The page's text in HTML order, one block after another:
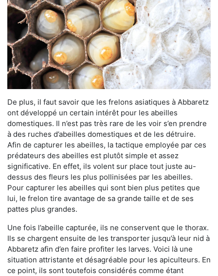
De plus, il faut savoir que les frelons asiatiques à Abbaretz
ont développé un certain intérêt pour les abeilles
domestiques. Il n’est pas très rare de les voir s’en prendre
à des ruches d’abeilles domestiques et de les détruire.
Afin de capturer les abeilles, la tactique employée par ces
prédateurs des abeilles est plutôt simple et assez
significative. En effet, ils volent sur place tout juste au-
dessus des fleurs les plus pollinisées par les abeilles.
Pour capturer les abeilles qui sont bien plus petites que
lui, le frelon tire avantage de sa grande taille et de ses
pattes plus grandes.
Une fois l’abeille capturée, ils ne conservent que le thorax.
Ils se chargent ensuite de les transporter jusqu’à leur nid à
Abbaretz afin d’en faire profiter les larves. Voici là une
situation attristante et désagréable pour les apiculteurs. En
ce point, ils sont toutefois considérés comme étant